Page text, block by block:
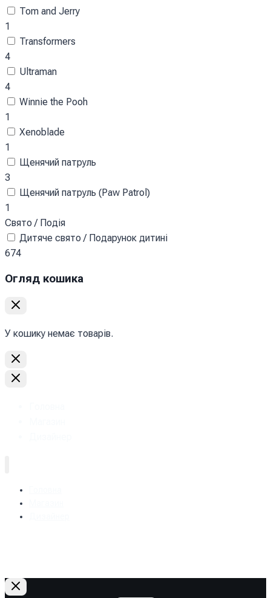
Tom and Jerry
1
Transformers
4
Ultraman
4
Winnie the Pooh
1
Xenoblade
1
Щенячий патруль
3
Щенячий патруль (Paw Patrol)
1
Свято / Подія
Дитяче свято / Подарунок дитині
674
Огляд кошика
У кошику немає товарів.